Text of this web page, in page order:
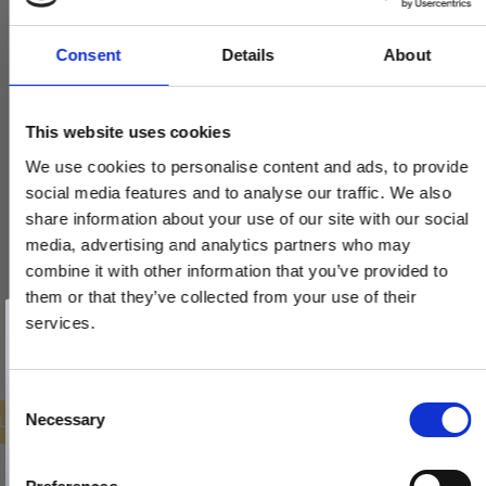
Consent Details About
This website uses cookies
We use cookies to personalise content and ads, to provide
social media features and to analyse our traffic. We also
share information about your use of our site with our social
media, advertising and analytics partners who may
combine it with other information that you’ve provided to
them or that they’ve collected from your use of their
services.
Necessary
Dørgreb - Messing uden lak - Model TORPEDO Large
VH.08.1041.Q
647,00 DKK
Vind et gavekort